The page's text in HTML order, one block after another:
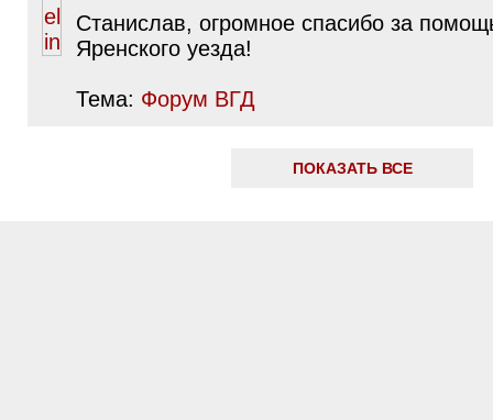
Станислав, огромное спасибо за
Яренского уезда!
Тема: Форум ВГД
ПОКАЗАТЬ ВСЕ